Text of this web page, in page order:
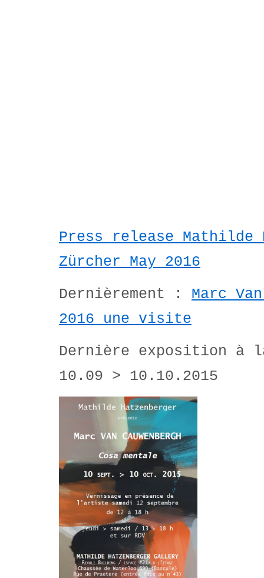
Press release Mathilde
Zürcher May 2016
Dernièrement : Marc
2016 une visite
Dernière exposition
10.09 > 10.10.2015